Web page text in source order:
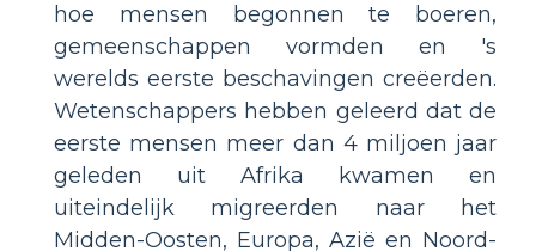
hoe mensen begonnen te boeren,
gemeenschappen vormden en 's
werelds eerste beschavingen creëerden.
Wetenschappers hebben geleerd dat de
eerste mensen meer dan 4 miljoen jaar
geleden uit Afrika kwamen en
uiteindelijk migreerden naar het
Midden-Oosten, Europa, Azië en Noord-